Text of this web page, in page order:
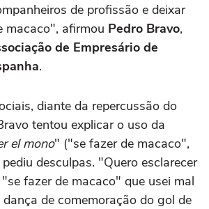
de profissão e deixar
macaco", afirmou Pedro Bravo,
de Empresário de
.
diante da repercussão do
tentou explicar o uso da
el mono" ("se fazer de macaco",
desculpas. "Quero esclarecer
fazer de macaco" que usei mal
de comemoração do gol de